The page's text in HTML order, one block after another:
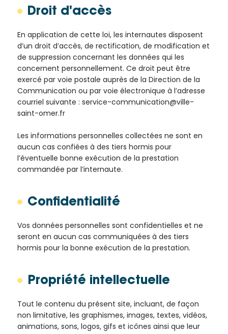
Droit d'accès
En application de cette loi, les internautes disposent
d’un droit d’accès, de rectification, de modification et
de suppression concernant les données qui les
concernent personnellement. Ce droit peut être
exercé par voie postale auprès de la Direction de la
Communication ou par voie électronique à l’adresse
courriel suivante : service-communication@ville-
saint-omer.fr
Les informations personnelles collectées ne sont en
aucun cas confiées à des tiers hormis pour
l’éventuelle bonne exécution de la prestation
commandée par l’internaute.
Confidentialité
Vos données personnelles sont confidentielles et ne
seront en aucun cas communiquées à des tiers
hormis pour la bonne exécution de la prestation.
Propriété intellectuelle
Tout le contenu du présent site, incluant, de façon
non limitative, les graphismes, images, textes, vidéos,
animations, sons, logos, gifs et icônes ainsi que leur